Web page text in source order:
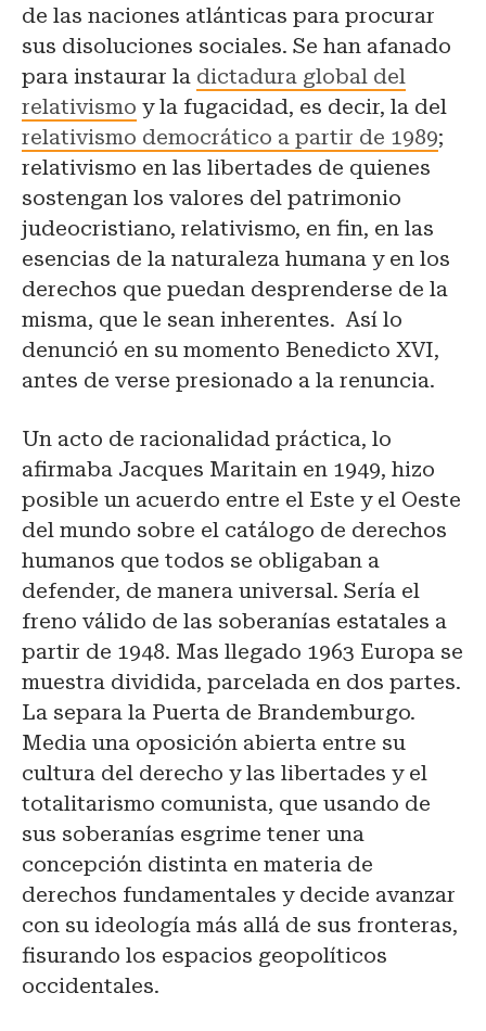
de las naciones atlánticas para procurar
sus disoluciones sociales. Se han afanado
para instaurar la dictadura global del
relativismo y la fugacidad, es decir, la del
relativismo democrático a partir de 1989;
relativismo en las libertades de quienes
sostengan los valores del patrimonio
judeocristiano, relativismo, en fin, en las
esencias de la naturaleza humana y en los
derechos que puedan desprenderse de la
misma, que le sean inherentes. Así lo
denunció en su momento Benedicto XVI,
antes de verse presionado a la renuncia.
Un acto de racionalidad práctica, lo
afirmaba Jacques Maritain en 1949, hizo
posible un acuerdo entre el Este y el Oeste
del mundo sobre el catálogo de derechos
humanos que todos se obligaban a
defender, de manera universal. Sería el
freno válido de las soberanías estatales a
partir de 1948. Mas llegado 1963 Europa se
muestra dividida, parcelada en dos partes.
La separa la Puerta de Brandemburgo.
Media una oposición abierta entre su
cultura del derecho y las libertades y el
totalitarismo comunista, que usando de
sus soberanías esgrime tener una
concepción distinta en materia de
derechos fundamentales y decide avanzar
con su ideología más allá de sus fronteras,
fisurando los espacios geopolíticos
occidentales.